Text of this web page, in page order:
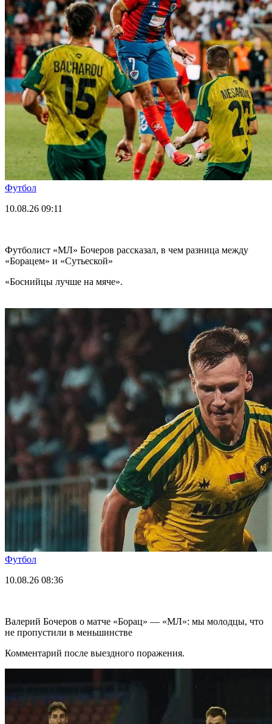
Футбол
10.08.26 09:11
Футболист «МЛ» Бочеров рассказал, в чем разница между
«Борацем» и «Сутьеской»
«Боснийцы лучше на мяче».
Футбол
10.08.26 08:36
Валерий Бочеров о матче «Борац» — «МЛ»: мы молодцы, что
не пропустили в меньшинстве
Комментарий после выездного поражения.